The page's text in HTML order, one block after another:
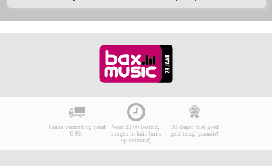
Gratis verzending vanaf
€ 99,-
Voor 23:00 besteld,
morgen in huis (mits
op voorraad)
30 dagen 'niet goed
geld terug' garantie!